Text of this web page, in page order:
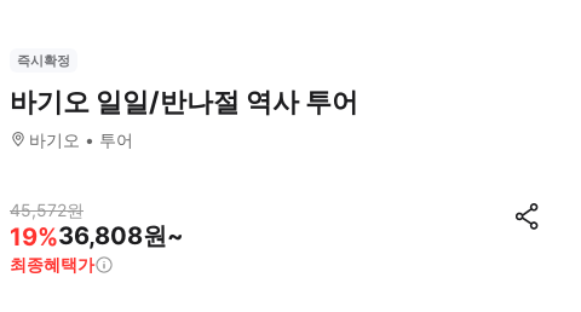
즉시확정
바기오 일일/반나절 역사 투어
바기오 투어
45,572원
19%36,808원~
최종혜택가